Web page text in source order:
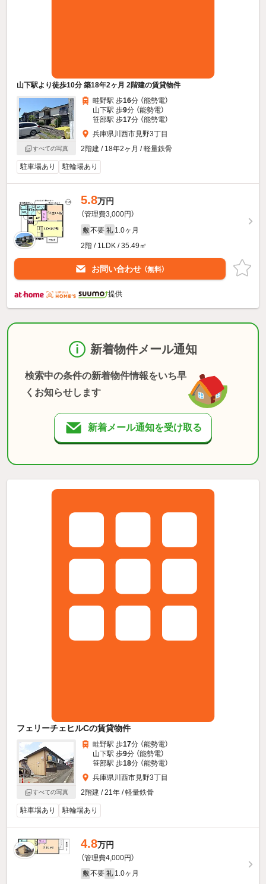
山下駅より徒歩10分 築18年2ヶ月 2階建の賃貸物件
すべての写真
畦野駅 歩16分 （能勢電）
山下駅 歩9分 （能勢電）
笹部駅 歩17分 （能勢電）
兵庫県川西市見野3丁目
2階建 / 18年2ヶ月 / 軽量鉄骨
駐車場あり 駐輪場あり
5.8万円
（管理費3,000円）
敷 不要 礼 1.0ヶ月
2階 / 1LDK / 35.49㎡
お問い合わせ （無料）
提供
新着物件メール通知
検索中の条件の新着物件情報をいち早
くお知らせします
新着メール通知を受け取る
フェリーチェヒルCの賃貸物件
すべての写真
畦野駅 歩17分 （能勢電）
山下駅 歩9分 （能勢電）
笹部駅 歩18分 （能勢電）
兵庫県川西市見野3丁目
2階建 / 21年 / 軽量鉄骨
駐車場あり 駐輪場あり
4.8万円
（管理費4,000円）
敷 不要 礼 1.0ヶ月